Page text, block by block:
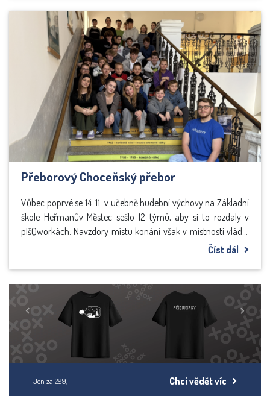
Přeborový Choceňský přebor
Vůbec poprvé se 14. 11. v učebně hudební výchovy na Základní
škole Heřmanův Městec sešlo 12 týmů, aby si to rozdaly v
pIšQworkách. Navzdory místu konání však v místnosti vládlo
absolutní ticho, přerušované jen tichým pokládáním křížků a
Číst dál
Jen za 299,- Chci vědět víc
Previous Next